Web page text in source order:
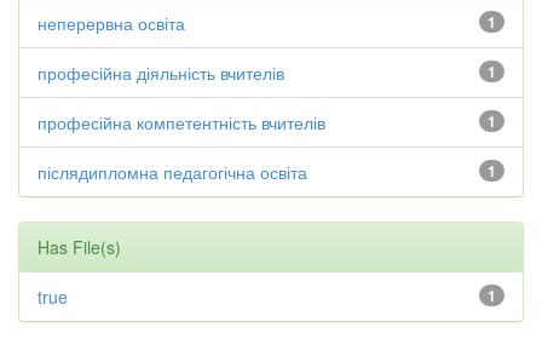
1
неперервна освіта
1
професійна діяльність вчителів
1
професійна компетентність вчителів
1
післядипломна педагогічна освіта
Has File(s)
1
true